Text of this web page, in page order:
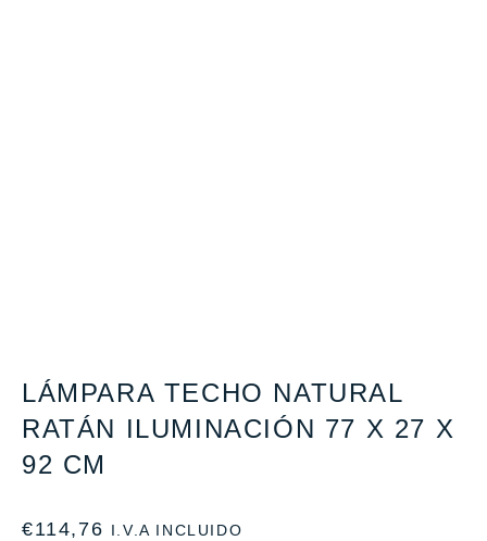
LÁMPARA TECHO NATURAL
RATÁN ILUMINACIÓN 77 X 27 X
92 CM
€114,76 I.V.A INCLUIDO